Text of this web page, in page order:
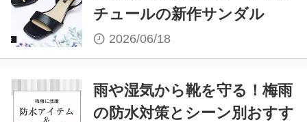
チュールの新作サンダル
2026/06/18
雨や湿気から靴を守る！梅雨
の防水対策とシーン別おすす